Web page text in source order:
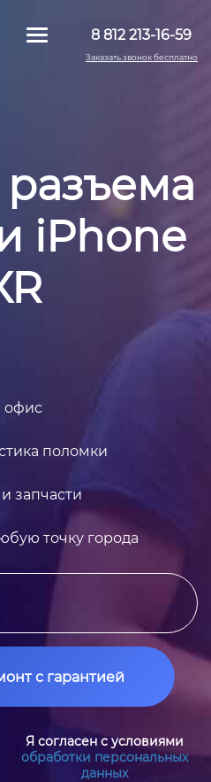
8 812 213-16-59
Заказать звонок бесплатно
iPhone
офис
поломки
запчасти
точку города
с гарантией
Я согласен с условиями
обработки персональных
данных